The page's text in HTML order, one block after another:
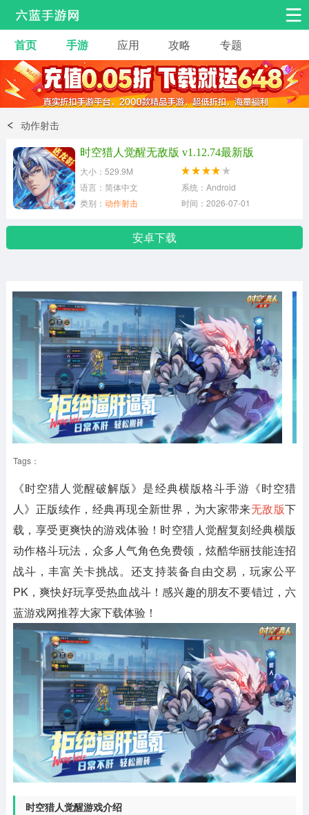
安卓手游 手游工具
热门手游 角色扮演 益智休闲
动作射击
冒险解谜
体育竞技
首页 手游 应用 攻略 专题
动作射击
时空猎人觉醒无敌版 v1.12.74最新版
大小：529.9M
语言：简体中文
系统：Android
类别： 动作射击 时间：2026-07-01
安卓下载
Tags：
《时空猎人觉醒破解版》 是经典横版格斗手游《时空猎
人》正版续作，经典再现全新世界，为大家带来无敌版下
载，享受更爽快的游戏体验！时空猎人觉醒复刻经典横版
动作格斗玩法，众多人气角色免费领，炫酷华丽技能连招
战斗，丰富关卡挑战。还支持装备自由交易，玩家公平
PK，爽快好玩享受热血战斗！感兴趣的朋友不要错过，六
蓝游戏网推荐大家下载体验！
时空猎人觉醒游戏介绍